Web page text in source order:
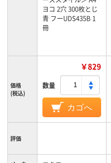
ヨコ 2穴 300枚とじ
青 フーUDS435B 1
冊
価格
(税込)
￥829
数量
カゴへ
評価